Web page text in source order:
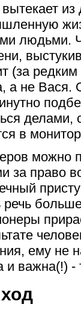
из
людьми.
(за
а не Вася.
делами,
в
можно
за право
речь
ему не
и важна(!) -